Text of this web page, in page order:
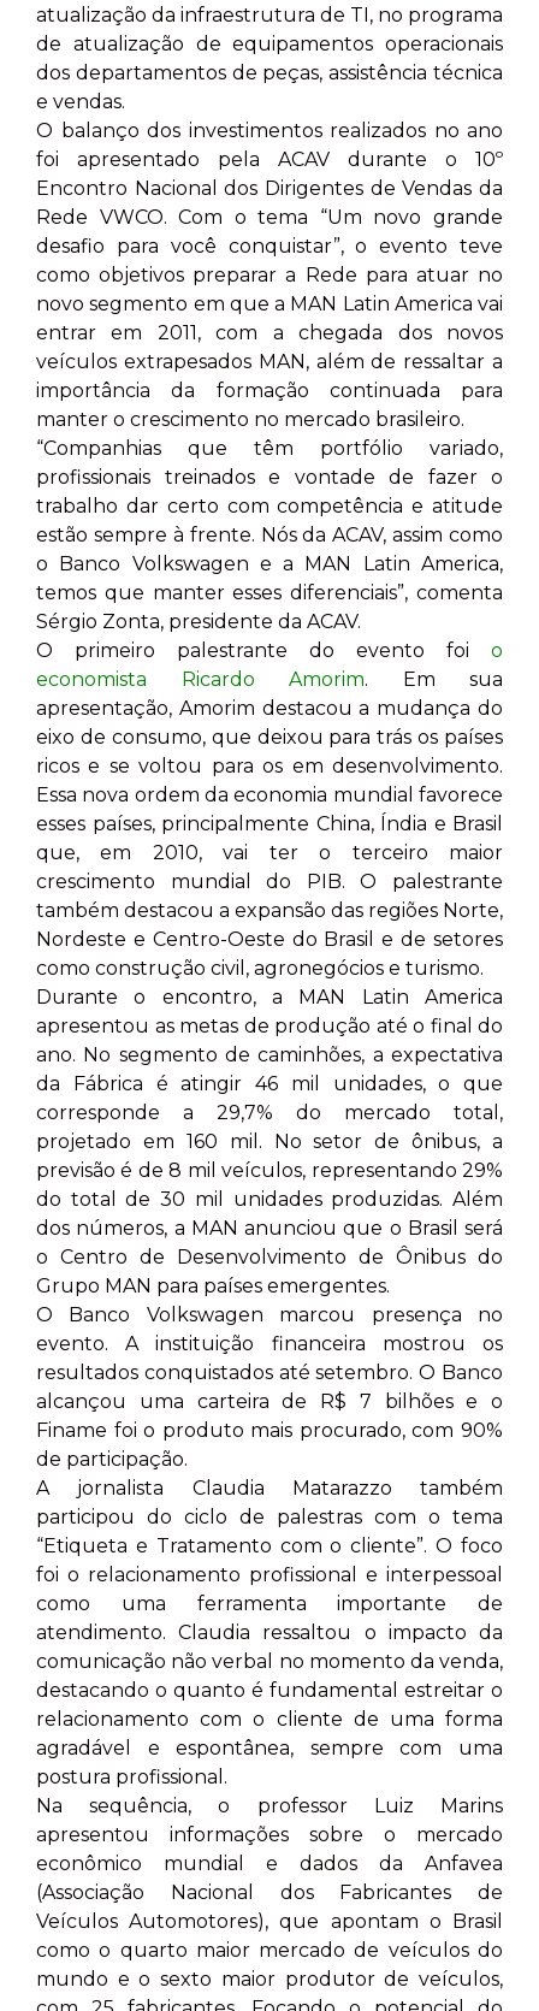
atualização da infraestrutura de TI, no programa
de atualização de equipamentos operacionais
dos departamentos de peças, assistência técnica
e vendas.
O balanço dos investimentos realizados no ano
foi apresentado pela ACAV durante o 10º
Encontro Nacional dos Dirigentes de Vendas da
Rede VWCO. Com o tema “Um novo grande
desafio para você conquistar”, o evento teve
como objetivos preparar a Rede para atuar no
novo segmento em que a MAN Latin America vai
entrar em 2011, com a chegada dos novos
veículos extrapesados MAN, além de ressaltar a
importância da formação continuada para
manter o crescimento no mercado brasileiro.
“Companhias que têm portfólio variado,
profissionais treinados e vontade de fazer o
trabalho dar certo com competência e atitude
estão sempre à frente. Nós da ACAV, assim como
o Banco Volkswagen e a MAN Latin America,
temos que manter esses diferenciais”, comenta
Sérgio Zonta, presidente da ACAV.
O primeiro palestrante do evento foi o
economista Ricardo Amorim. Em sua
apresentação, Amorim destacou a mudança do
eixo de consumo, que deixou para trás os países
ricos e se voltou para os em desenvolvimento.
Essa nova ordem da economia mundial favorece
esses países, principalmente China, Índia e Brasil
que, em 2010, vai ter o terceiro maior
crescimento mundial do PIB. O palestrante
também destacou a expansão das regiões Norte,
Nordeste e Centro-Oeste do Brasil e de setores
como construção civil, agronegócios e turismo.
Durante o encontro, a MAN Latin America
apresentou as metas de produção até o final do
ano. No segmento de caminhões, a expectativa
da Fábrica é atingir 46 mil unidades, o que
corresponde a 29,7% do mercado total,
projetado em 160 mil. No setor de ônibus, a
previsão é de 8 mil veículos, representando 29%
do total de 30 mil unidades produzidas. Além
dos números, a MAN anunciou que o Brasil será
o Centro de Desenvolvimento de Ônibus do
Grupo MAN para países emergentes.
O Banco Volkswagen marcou presença no
evento. A instituição financeira mostrou os
resultados conquistados até setembro. O Banco
alcançou uma carteira de R$ 7 bilhões e o
Finame foi o produto mais procurado, com 90%
de participação.
A jornalista Claudia Matarazzo também
participou do ciclo de palestras com o tema
“Etiqueta e Tratamento com o cliente”. O foco
foi o relacionamento profissional e interpessoal
como uma ferramenta importante de
atendimento. Claudia ressaltou o impacto da
comunicação não verbal no momento da venda,
destacando o quanto é fundamental estreitar o
relacionamento com o cliente de uma forma
agradável e espontânea, sempre com uma
postura profissional.
Na sequência, o professor Luiz Marins
apresentou informações sobre o mercado
econômico mundial e dados da Anfavea
(Associação Nacional dos Fabricantes de
Veículos Automotores), que apontam o Brasil
como o quarto maior mercado de veículos do
mundo e o sexto maior produtor de veículos,